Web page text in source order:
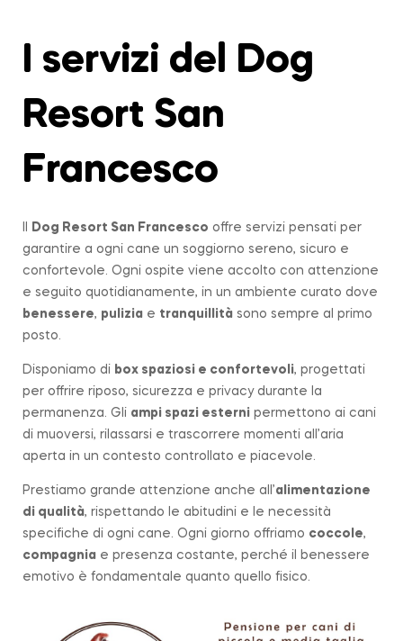
I servizi del Dog
Resort San
Francesco
Dog Resort San Francesco offre servizi pensati per
garantire a ogni cane un soggiorno sereno, sicuro e
confortevole. Ogni ospite viene accolto con attenzione
e seguito quotidianamente, in un ambiente curato dove
benessere, pulizia e tranquillità sono sempre al primo
posto.
Disponiamo di box spaziosi e confortevoli, progettati
per offrire riposo, sicurezza e privacy durante la
permanenza. Gli ampi spazi esterni permettono ai cani
di muoversi, rilassarsi e trascorrere momenti all’aria
aperta in un contesto controllato e piacevole.
Prestiamo grande attenzione anche all’alimentazione
di qualità, rispettando le abitudini e le necessità
specifiche di ogni cane. Ogni giorno offriamo coccole,
compagnia e presenza costante, perché il benessere
emotivo è fondamentale quanto quello fisico.